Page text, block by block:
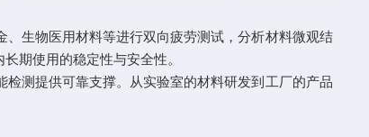
生物医用材料等进行双向疲劳测试，分析材料微观结
期使用的稳定性与安全性。​
测提供可靠支撑。从实验室的材料研发到工厂的产品